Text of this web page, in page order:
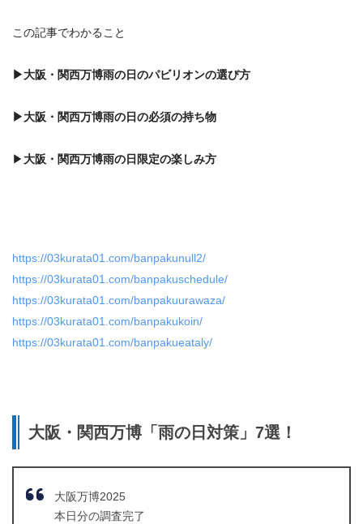
この記事でわかること
▶大阪・関西万博雨の日のパビリオンの選び方
▶大阪・関西万博雨の日の必須の持ち物
▶ 大阪・関西万博雨の日限定の楽しみ方
https://03kurata01.com/banpakunull2/
https://03kurata01.com/banpakuschedule/
https://03kurata01.com/banpakuurawaza/
https://03kurata01.com/banpakukoin/
https://03kurata01.com/banpakueataly/
大阪・関西万博「雨の日対策」7選！
大阪万博2025
本日分の調査完了